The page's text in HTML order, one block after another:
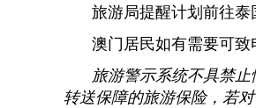
旅游局提醒计划前往泰
澳门居民如有需要可
旅游警示系统不具禁
转送保障的旅游保险，若